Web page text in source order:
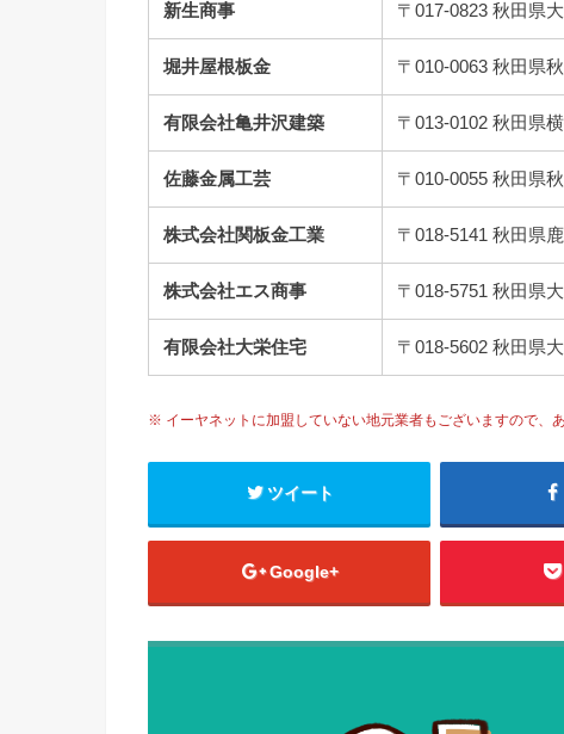
新生商事 〒017-0823 秋田県
堀井屋根板金 〒010-0063 秋田県
有限会社亀井沢建築 〒013-0102 秋田県
佐藤金属工芸 〒010-0055 秋田県
株式会社関板金工業 〒018-5141 秋田県
株式会社エス商事 〒018-5751 秋田県
有限会社大栄住宅 〒018-5602 秋田県
※ イーヤネットに加盟していない地元業者もございますので、
ツイート
Google+